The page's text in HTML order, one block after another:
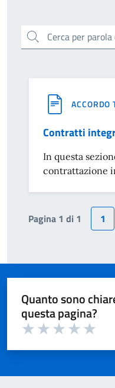
Cerca per
ACCORDO
Contratti
In questa
contrattazione
Pagina 1 di 1 1
Quanto sono
questa pagina?